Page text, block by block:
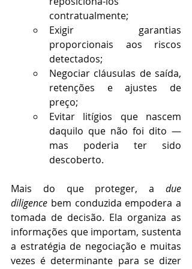
contratualmente;
Exigir garantias
proporcionais aos riscos
detectados;
Negociar cláusulas de saída,
retenções e ajustes de
preço;
Evitar litígios que nascem
daquilo que não foi dito —
mas poderia ter sido
descoberto.
Mais do que proteger, a due
diligence bem conduzida empodera a
tomada de decisão. Ela organiza as
informações que importam, sustenta
a estratégia de negociação e muitas
vezes é determinante para se dizer